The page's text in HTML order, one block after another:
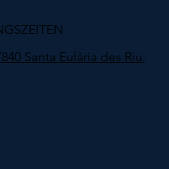
Santa Eulària des Riu,